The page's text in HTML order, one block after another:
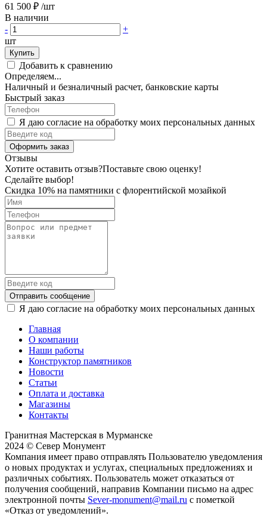
61 500 ₽ /шт
В наличии
-
+
шт
Купить
Добавить к сравнению
Определяем...
Наличный и безналичный расчет, банковские карты
Быстрый заказ
Я даю согласие на обработку моих персональных данных
Оформить заказ
Отзывы
Хотите оставить отзыв?Поставьте свою оценку!
Сделайте выбор!
Скидка 10% на памятники с флорентийской мозайкой
Отправить сообщение
Я даю согласие на обработку моих персональных данных
Главная
О компании
Наши работы
Конструктор памятников
Новости
Статьи
Оплата и доставка
Магазины
Контакты
Гранитная Мастерская в Мурманске
2024 © Север Монумент
Компания имеет право отправлять Пользователю уведомления
о новых продуктах и услугах, специальных предложениях и
различных событиях. Пользователь может отказаться от
получения сообщений, направив Компании письмо на адрес
электронной почты Sever-monument@mail.ru с пометкой
«Отказ от уведомлений».